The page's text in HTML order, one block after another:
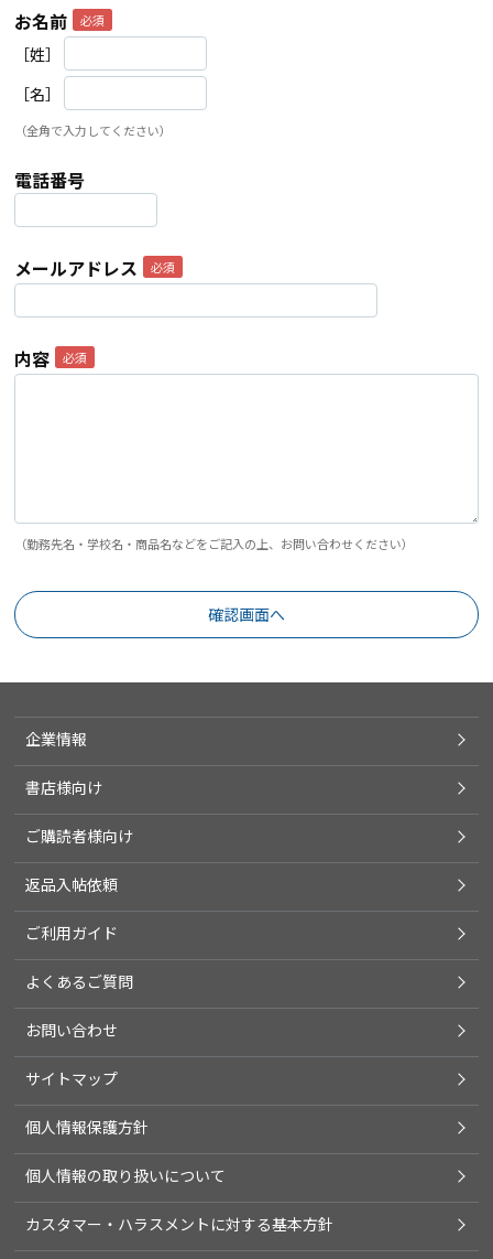
お名前
［姓］
［名］
（全角で入力してください）
電話番号
メールアドレス
内容
（勤務先名・学校名・商品名などをご記入の上、お問い合わせください）
企業情報
書店様向け
ご購読者様向け
返品入帖依頼
ご利用ガイド
よくあるご質問
お問い合わせ
サイトマップ
個人情報保護方針
個人情報の取り扱いについて
カスタマー・ハラスメントに対する基本方針